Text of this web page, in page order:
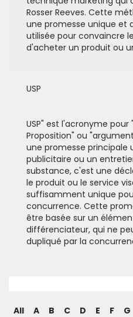
Rosser Reeves. Cette
une promesse unique et
utilisée pour convaincre
d'acheter un produit ou
USP
USP" est l'acronyme pour
Proposition" ou
une promesse principale
publicitaire ou un
substance, c'est une
le produit ou le service
suffisamment unique
concurrence. Cette
être basée sur un
différenciateur, qui ne
dupliqué par la
All A B C D E F G